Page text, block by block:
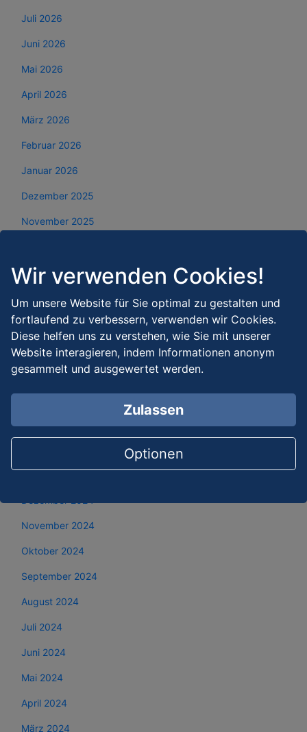
Juli 2026
Juni 2026
Mai 2026
April 2026
März 2026
Februar 2026
Januar 2026
Dezember 2025
November 2025
September 2025
August 2025
Juli 2025
Juni 2025
Mai 2025
März 2025
November 2024
Oktober 2024
September 2024
August 2024
Juli 2024
Juni 2024
Mai 2024
April 2024
März 2024
Wir verwenden Cookies!
Um unsere Website für Sie optimal zu gestalten und
fortlaufend zu verbessern, verwenden wir Cookies.
Diese helfen uns zu verstehen, wie Sie mit unserer
Website interagieren, indem Informationen anonym
gesammelt und ausgewertet werden.
Zulassen
Optionen